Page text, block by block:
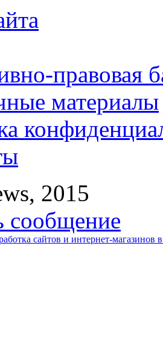
правовая
материалы
2015
сообщение